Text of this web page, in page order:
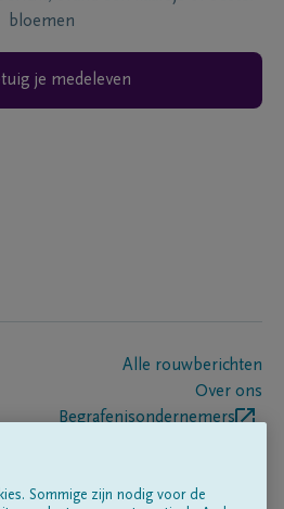
bloemen
je medeleven
Alle rouwberichten
Over ons
Begrafenisondernemers
Sommige zijn nodig voor de